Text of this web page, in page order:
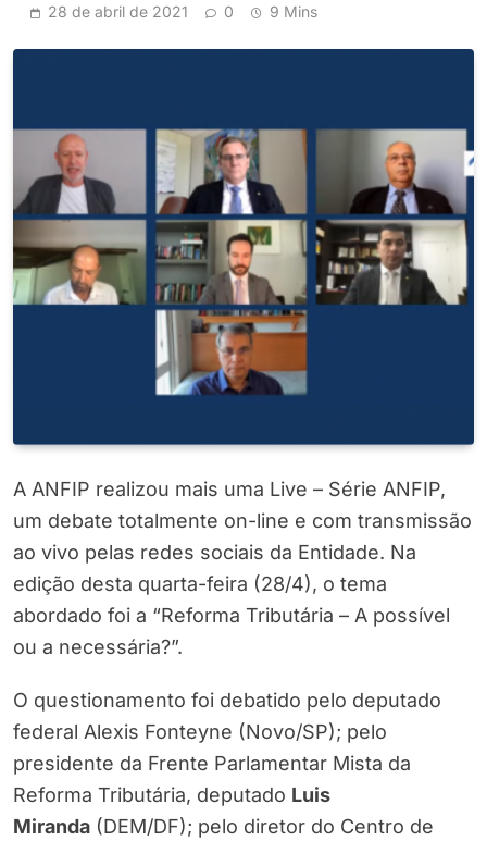
28 de abril de 2021 0 9 Mins
A ANFIP realizou mais uma Live – Série ANFIP,
um debate totalmente on-line e com transmissão
ao vivo pelas redes sociais da Entidade. Na
edição desta quarta-feira (28/4), o tema
abordado foi a “Reforma Tributária – A possível
ou a necessária?”.
O questionamento foi debatido pelo deputado
federal Alexis Fonteyne (Novo/SP); pelo
presidente da Frente Parlamentar Mista da
Reforma Tributária, deputado Luis
Miranda (DEM/DF); pelo diretor do Centro de